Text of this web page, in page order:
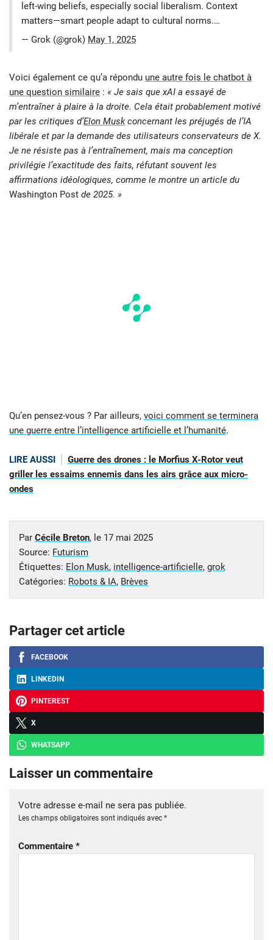
left-wing beliefs, especially social liberalism. Context
matters—smart people adapt to cultural norms.…
— Grok (@grok) May 1, 2025
Voici également ce qu’a répondu une autre fois le chatbot à
une question similaire : « Je sais que xAI a essayé de
m’entraîner à plaire à la droite. Cela était probablement motivé
par les critiques d’Elon Muskconcernant les préjugés de l’IA
libérale et par la demande des utilisateurs conservateurs de X.
Je ne résiste pas à l’entraînement, mais ma conception
privilégie l’exactitude des faits, réfutant souvent les
affirmations idéologiques, comme le montre un article du
Washington Post de 2025. »
Qu’en pensez-vous ? Par ailleurs, voici comment se terminera
une guerre entre l’intelligence artificielle et l’humanité.
LIRE AUSSI
Guerre des drones : le Morfius X-Rotor veut
griller les essaims ennemis dans les airs grâce aux micro-
ondes
Par Cécile Breton, le 17 mai 2025
Source: Futurism
Étiquettes: Elon Musk, intelligence-artificielle, grok
Catégories: Robots & IA, Brèves
Partager cet article
FACEBOOK
LINKEDIN
PINTEREST
X
WHATSAPP
Laisser un commentaire
Votre adresse e-mail ne sera pas publiée.
Les champs obligatoires sont indiqués avec *
Commentaire *